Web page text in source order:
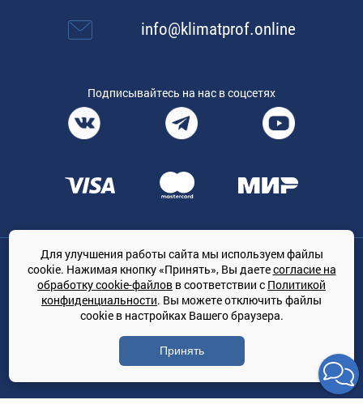
info@klimatprof.online
Подписывайтесь на нас в соцсетях
Общество с ограниченной ответственностью «ТРЕЙДКОН», ОГРН:
1167847364079, 197022, г. Санкт-Петербург, проспект Медиков, 7
КЛИМАТПРОФ.ONLINE - оптовая продажа кондиционеров и
климатической техники на территории РФ
© Сайт принадлежит ООО «ТРЕЙДКОН»
Политика конфиденциальности
Для улучшения работы сайта мы используем файлы
cookie. Нажимая кнопку «Принять», Вы даетесогласие на
обработку cookie-файлов в соответствии с Политикой
конфиденциальности. Вы можете отключить файлы
cookie в настройках Вашего браузера.
Принять